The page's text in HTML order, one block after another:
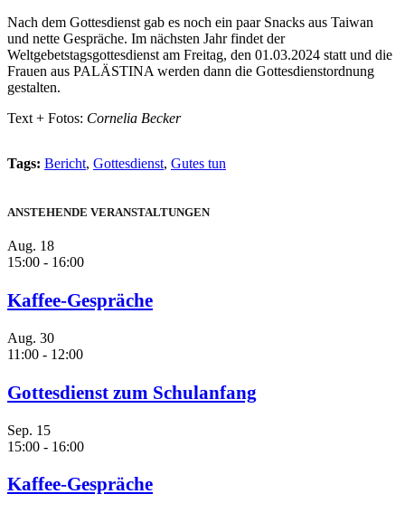
Nach dem Gottesdienst gab es noch ein paar Snacks aus Taiwan
und nette Gespräche. Im nächsten Jahr findet der
Weltgebetstagsgottesdienst am Freitag, den 01.03.2024 statt und die
Frauen aus PALÄSTINA werden dann die Gottesdienstordnung
gestalten.
Text + Fotos: Cornelia Becker
Tags: Bericht, Gottesdienst, Gutes tun
ANSTEHENDE VERANSTALTUNGEN
Aug. 18
15:00 - 16:00
Kaffee-Gespräche
Aug. 30
11:00 - 12:00
Gottesdienst zum Schulanfang
Sep. 15
15:00 - 16:00
Kaffee-Gespräche